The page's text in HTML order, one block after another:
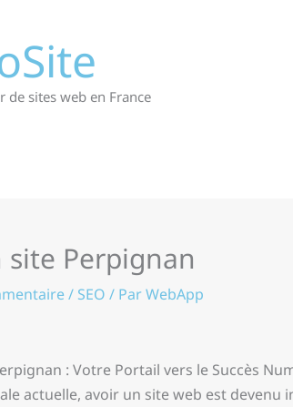
de sites web en France
Perpignan
/ SEO / ParWebApp
: Votre Portail vers le Succès
actuelle, avoir un site web est